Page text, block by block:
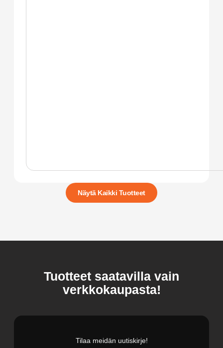
Näytä Kaikki Tuotteet
Tuotteet saatavilla vain
verkkokaupasta!
Tilaa meidän uutiskirje!